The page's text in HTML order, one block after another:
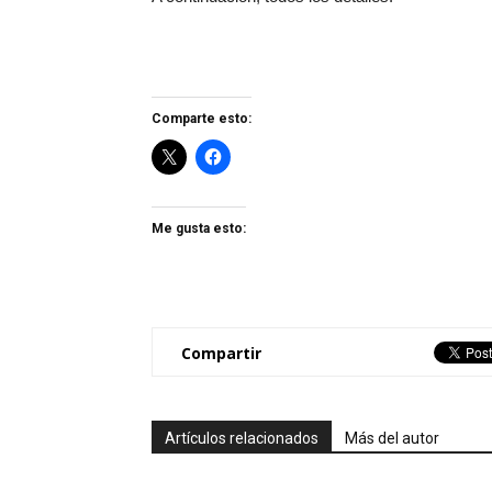
Comparte esto:
Me gusta esto:
Compartir
Artículos relacionados Más del autor